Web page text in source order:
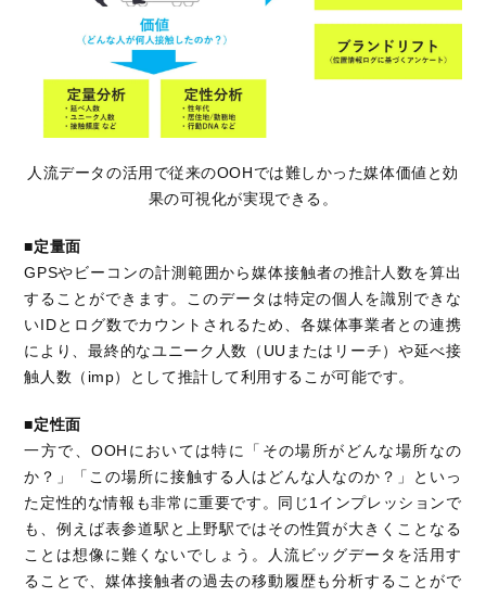
人流データの活用で従来のOOHでは難しかった媒体価値と効
果の可視化が実現できる。
■定量面
GPSやビーコンの計測範囲から媒体接触者の推計人数を算出
することができます。このデータは特定の個人を識別できな
いIDとログ数でカウントされるため、各媒体事業者との連携
により、最終的なユニーク人数（ UU またはリーチ）や延べ接
触人数（ imp）として推計して利用するこが可能です。
■定性面
一方で、 OOH においては特に「その場所がどんな場所なの
か？」「この場所に接触する人はどんな人なのか？」といっ
た定性的な情報も非常に重要です。同じ1 インプレッションで
も、例えば表参道駅と上野駅ではその性質が大きくことなる
ことは想像に難くないでしょう。人流ビッグデータを活用す
ることで、媒体接触者の過去の移動履歴も分析することがで